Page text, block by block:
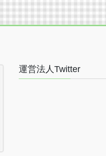
運営法人Twitter